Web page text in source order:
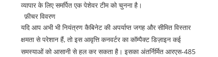
व्यापार के लिए समर्पित एक पेशेवर टीम को चुनना है।
फ़ीचर विवरण
यदि आप अभी भी नियंत्रण कैबिनेट की अपर्याप्त जगह और सीमित विस्तार
क्षमता से परेशान हैं, तो इस आवृत्ति कनवर्टर का कॉम्पैक्ट डिज़ाइन कई
समस्याओं को आसानी से हल कर सकता है। इसका अंतर्निर्मित आरएस-485